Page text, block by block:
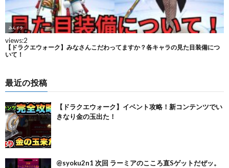
最近の投稿
【ドラクエウォーク】イベント攻略！新コンテンツでい
きなり金の玉出た！
@syoku2n1 次回 ラーミアのこころ直Sゲットだぜッ。